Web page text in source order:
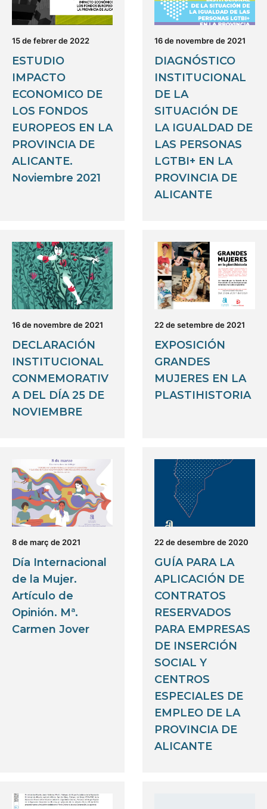
15 de febrer de 2022
ESTUDIO
IMPACTO
ECONOMICO DE
LOS FONDOS
EUROPEOS EN LA
PROVINCIA DE
ALICANTE.
Noviembre 2021
16 de novembre de 2021
DIAGNÓSTICO
INSTITUCIONAL
DE LA
SITUACIÓN DE
LA IGUALDAD DE
LAS PERSONAS
LGTBI+ EN LA
PROVINCIA DE
ALICANTE
16 de novembre de 2021
DECLARACIÓN
INSTITUCIONAL
CONMEMORATIV
A DEL DÍA 25 DE
NOVIEMBRE
22 de setembre de 2021
EXPOSICIÓN
GRANDES
MUJERES EN LA
PLASTIHISTORIA
8 de març de 2021
Día Internacional
de la Mujer.
Artículo de
Opinión. Mª.
Carmen Jover
22 de desembre de 2020
GUÍA PARA LA
APLICACIÓN DE
CONTRATOS
RESERVADOS
PARA EMPRESAS
DE INSERCIÓN
SOCIAL Y
CENTROS
ESPECIALES DE
EMPLEO DE LA
PROVINCIA DE
ALICANTE